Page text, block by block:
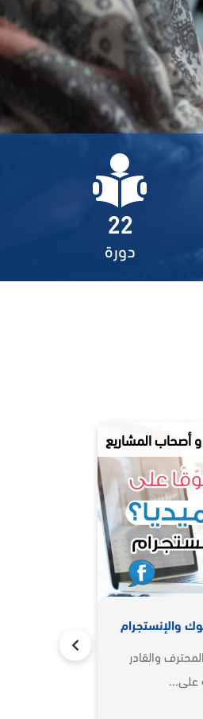
22
دورة
برامج رواد الأعمال و
دورة التصميم الإحترافية المتكاملة
دورة تبدأ مع المتدربين من الصفر حتى
وتضم مواضيع الفوتوشوب والاليستريتور